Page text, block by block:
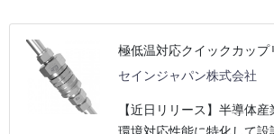
極低温対応クイックカップ
セインジャパン株式会社
【近日リリース】半導体
環境対応性能に特化して設